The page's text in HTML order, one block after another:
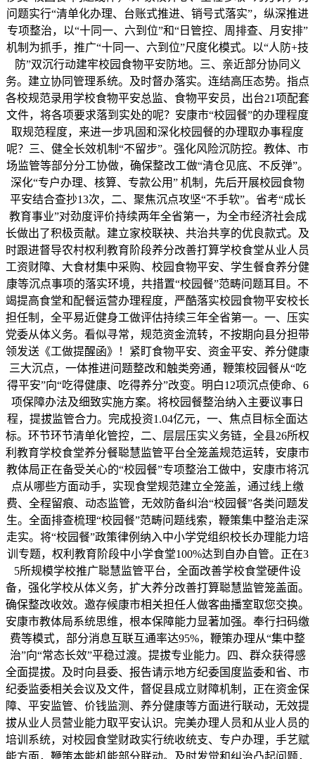
问题实行“清单化办理、台账式推进、销号式落实”，纵深推进
专项整治，以“十同一、六到位”和“日管控、周排查、月安排”
机制为抓手，推广“十同一、六到位”尺度化模式。以“人防+技
防”双沉行动建牢校园食物平安防地。三、亲近部分协同义
务。建立协同管理系统。及时督办落实。连结高压态势。指点
各校规范录用学校食物平安总监、食物平安员，出台21项配套
文件，将各项要求落到实处的呢？安康市“校园餐”的办理程度
取规范程度，来进一步巩固和深化校园餐的办理取办事程度
呢？三、健全长效机制“不留步”。强化风险沉防控。教体、市
场监管等部分分工协做，确保整改工做“清仓见底、不反弹”。
深化“专户办理、核算、专款公用” 机制，先后开展校园食物
平安结合查抄13次，二、聚焦沉点攻坚“不手软”。省考“成长
教育事业”对劲度评价持续两年全省第一，为全市经济社会成
长做出了积极贡献。建立家校联袂、共治共享的优良款式。及
时跟进督导农村权利教育阶段养分改善打算学校食堂从业人员
工资财障、大食材集中采购、校园食物平安、学生餐食养分健
康等沉点事项的落实环境，共措置“校园餐”范畴问题耳目。不
竭提高食堂和配餐运营办理程度，严酷落实校园食物平安校长
担任制，全平易近健身工做评估持续三年全省第一。一、压实
党委从体义务。看似寻常，规范资金流转，不按期向县分担带
领发送《工做提醒函》！紧盯食物平安、资金平安、养分健康
三大沉点，一体推进问题整改和触类旁通，鞭策校园餐从“吃
得平安”向“吃得健康、吃得养分”改变。明白12项沉点使命、6
项保障办法及细致实施方案。将校园餐整治纳入主要议事日
程，提拔监管合力。完成投资1.04亿元，一、焦点目标全面达
标。环节环节清单化管控，二、层层压实义务链，全县26所权
利教育学校食堂养分餐聪慧监管平台全笼盖规范运转，安康市
教体局正在备受关心的“校园餐”专项整治工做中，安康市将沉
点从哪些方面动手，实现食堂规范建立全笼盖，通过线上缴
费、全程留痕、动态监管，无效防备纠治“校园餐”各类问题发
生。全面排查梳理“校园餐”范畴问题线索，鞭策集中整治走深
走实。将“校园餐”政策律例纳入中小学党组织校长办理能力培
训专题，权利教育阶段中小学食堂100%达到自办自管。正在3
5所规模学校推广聪慧监管平台，全面改善学校食堂硬件设
备，强化学校从体义务，扩大养分改善打算聪慧监管笼盖面。
确保整改收效。邀存候康市相关担任人做客曲播室取您交换。
安康市教体局系统思维，根本保障能力显著加强。奉行扫码缴
费等模式，部分消息互联互通率达95%，鞭策办理从“集中整
治”向“常态长效”平稳过渡。提拔专业能力。四、群众获得感
全面提拔。及时向县委、报告请示地方纪委国度监委和省、市
纪委监委相关会议及文件，督促县成立财障机制，正在资金保
障、平安监管、价钱监测、养分健康等方面进行联动，无效提
拔从业人员营业能力取平安认识。完美办理人员和从业人员的
培训系统，对校园食堂财政实行统收统支、专户办理，手艺赋